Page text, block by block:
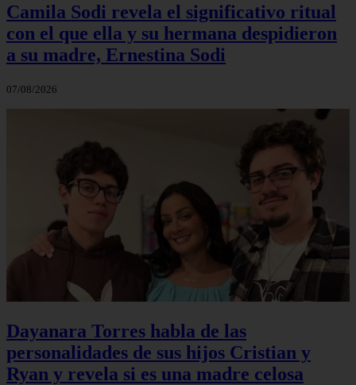
Camila Sodi revela el significativo ritual
con el que ella y su hermana despidieron
a su madre, Ernestina Sodi
07/08/2026
Dayanara Torres habla de las
personalidades de sus hijos Cristian y
Ryan y revela si es una madre celosa